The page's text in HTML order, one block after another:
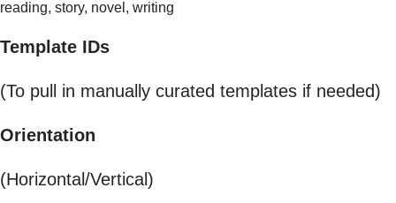
reading, story, novel, writing
Template IDs
(To pull in manually curated templates if needed)
Orientation
(Horizontal/Vertical)